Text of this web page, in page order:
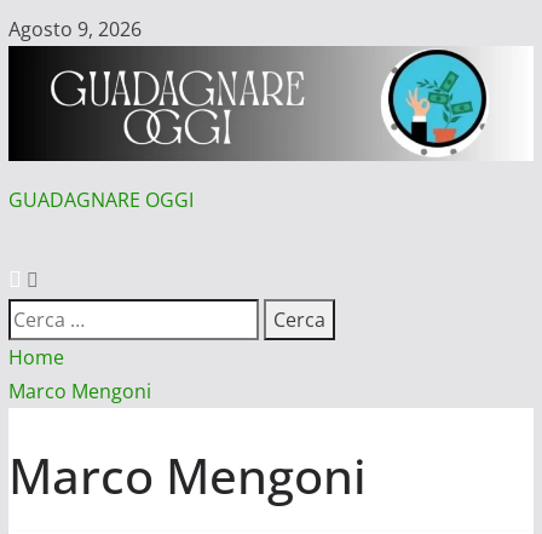
Vai
contenuto
Agosto 9, 2026
GUADAGNARE OGGI
Ricerca
per:
Home
Marco Mengoni
Marco Mengoni